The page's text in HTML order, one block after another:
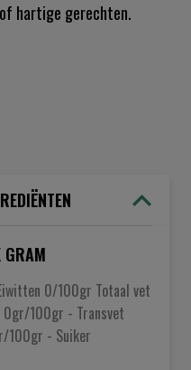
hartige gerechten.
GRAM
0/100gr Totaal vet
100gr - Transvet
100gr - Suiker